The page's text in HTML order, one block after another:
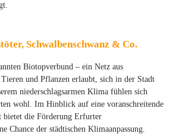
Schwalbenschwanz & Co.
Biotopverbund – ein Netz aus
Tieren und Pflanzen erlaubt, sich in der Stadt
niederschlagsarmen Klima fühlen sich
wohl. Im Hinblick auf eine voranschreitende
bietet die Förderung Erfurter
Chance der städtischen Klimaanpassung.